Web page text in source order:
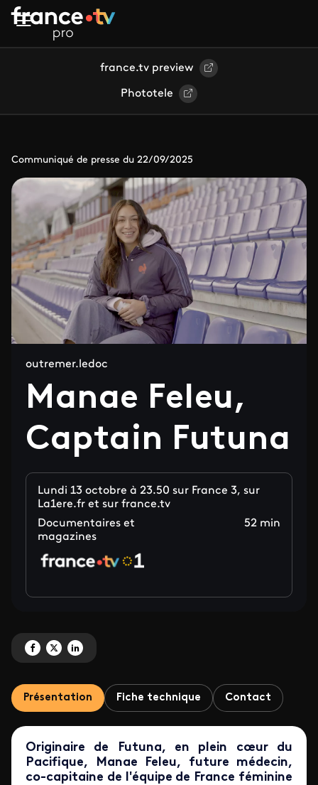
Aller au contenu principal
france.tv preview
Phototele
Communiqué de presse du 22/09/2025
outremer.ledoc
Manae Feleu,
Captain Futuna
Lundi 13 octobre à 23.50 sur France 3, sur
La1ere.fr et sur france.tv
Documentaires et
magazines
52 min
Partagez 'Manae Feleu, Captain Futuna ' sur Facebook
Partagez 'Manae Feleu, Captain Futuna ' sur X
Partagez 'Manae Feleu, Captain Futuna ' sur LinkedIn
Présentation Fiche technique Contact
Originaire de Futuna, en plein cœur du
Pacifique, Manae Feleu, future médecin,
co-capitaine de l'équipe de France féminine